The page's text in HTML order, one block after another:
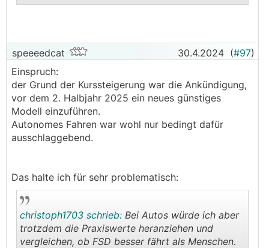
..
speeeedcat 30.4.2024 (#97)
Einspruch:
der Grund der Kurssteigerung war die Ankündigung,
vor dem 2. Halbjahr 2025 ein neues günstiges
Modell einzuführen.
Autonomes Fahren war wohl nur bedingt dafür
ausschlaggebend.
Das halte ich für sehr problematisch:
christoph1703 schrieb: Bei Autos würde ich aber
trotzdem die Praxiswerte heranziehen und
vergleichen, ob FSD besser fährt als Menschen.